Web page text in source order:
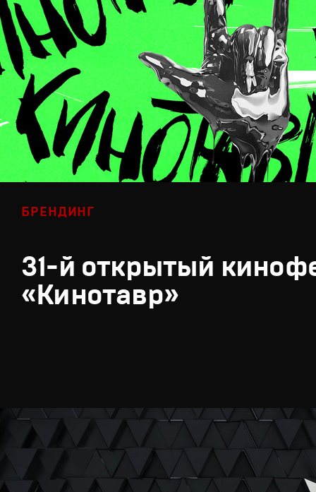
БРЕНДИНГ
31-й открытый
«Кинотавр»